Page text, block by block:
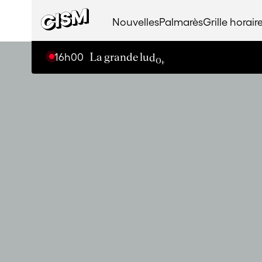
NouvellesPalmarèsGrille
16h00 La grandeludot